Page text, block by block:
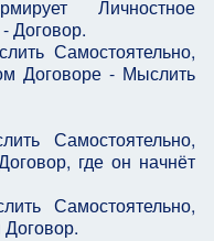
Личностное
Договор.
Самостоятельно,
Договоре - Мыслить
Самостоятельно,
где он начнёт
Самостоятельно,